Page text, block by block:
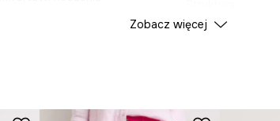
wygodę
DANE PRODUKTU
Zobacz więcej